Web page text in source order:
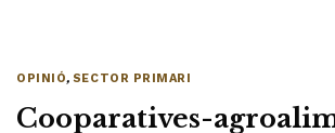
OPINIÓ, SECTOR PRIMARI
Cooparatives-